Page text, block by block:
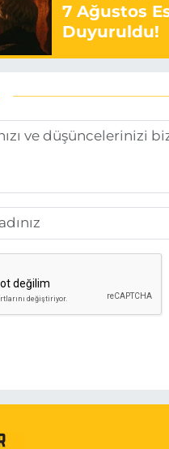
7 Ağustos
Duyuruldu!